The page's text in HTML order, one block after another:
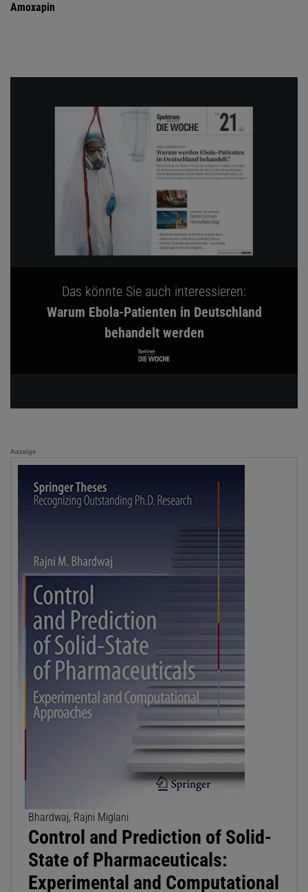
Amoxapin
Das könnte Sie auch interessieren:
Warum Ebola-Patienten in Deutschland
behandelt werden
Anzeige
Bhardwaj, Rajni Miglani
Control and Prediction of Solid-
State of Pharmaceuticals:
Experimental and Computational